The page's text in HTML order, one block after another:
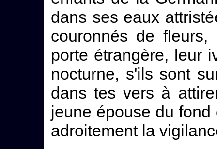
dans ses eaux
couronnés de
porte étrangère, leur
nocturne, s'ils sont
dans tes vers à
jeune épouse du
adroitement la